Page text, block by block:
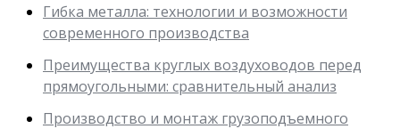
Гибка металла: технологии и возможности
современного производства
Преимущества круглых воздуховодов перед
прямоугольными: сравнительный анализ
Производство и монтаж грузоподъемного